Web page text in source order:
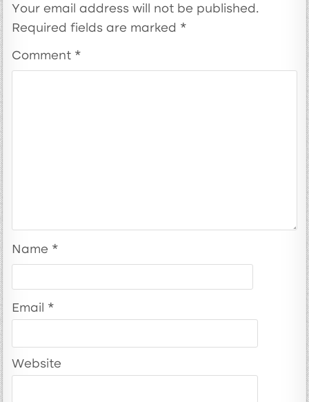
Your email address will not be published.
Required fields are marked *
Comment *
Name *
Email *
Website